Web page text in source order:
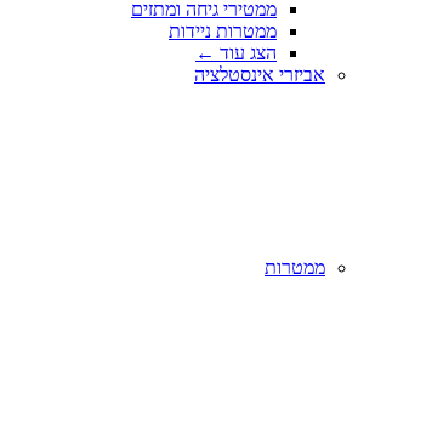
ממטירי גיחה ומתזים
ממטרות ניידות
הצג עוד ←
אביזרי אינסטלציה
ממטרות